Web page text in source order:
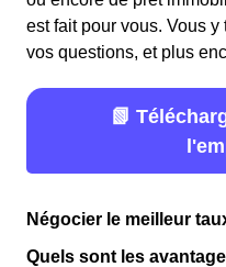
est fait pour vous. Vous
vos questions, et plus
📗
Négocier le meilleur
Quels sont les